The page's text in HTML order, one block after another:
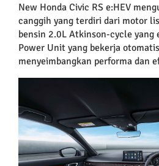
New Honda Civic RS e:HEV
canggih yang terdiri dari motor
bensin 2.0L Atkinson-cycle
Power Unit yang bekerja
menyeimbangkan performa dan